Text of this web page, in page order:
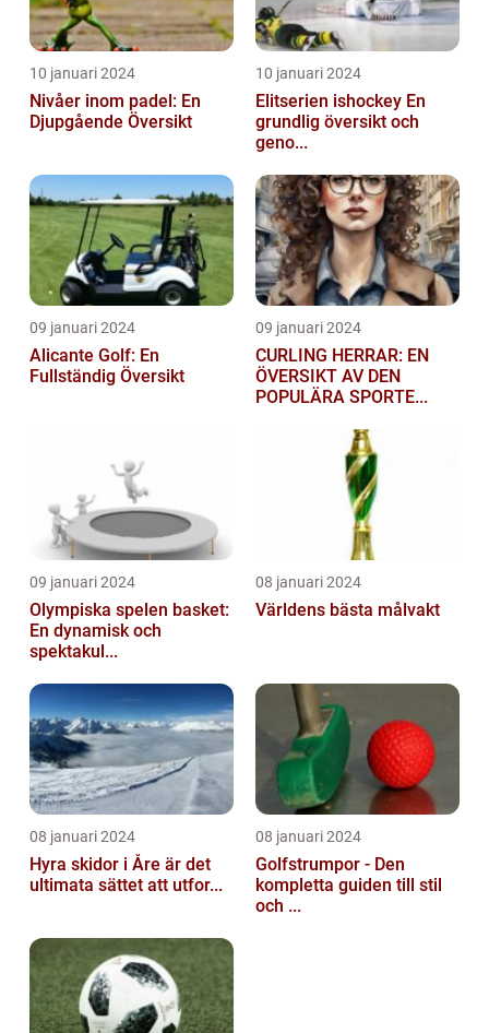
10 januari 2024
Nivåer inom padel: En
Djupgående Översikt
10 januari 2024
Elitserien ishockey En
grundlig översikt och
geno...
09 januari 2024
Alicante Golf: En
Fullständig Översikt
09 januari 2024
CURLING HERRAR: EN
ÖVERSIKT AV DEN
POPULÄRA SPORTE...
09 januari 2024
Olympiska spelen basket:
En dynamisk och
spektakul...
08 januari 2024
Världens bästa målvakt
08 januari 2024
Hyra skidor i Åre är det
ultimata sättet att utfor...
08 januari 2024
Golfstrumpor - Den
kompletta guiden till stil
och ...